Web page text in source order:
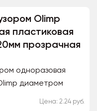
Olimp
пластиковая
прозрачная
одноразовая
диаметром
Цена: 2.24 руб.